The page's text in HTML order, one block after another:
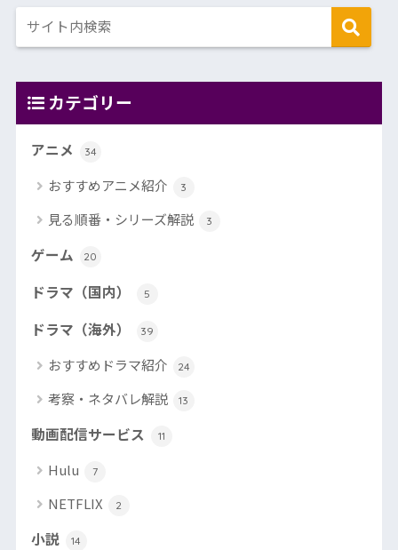
カテゴリー
アニメ 34
おすすめアニメ紹介 3
見る順番・シリーズ解説 3
ゲーム 20
ドラマ（国内） 5
ドラマ（海外） 39
おすすめドラマ紹介 24
考察・ネタバレ解説 13
動画配信サービス 11
Hulu 7
NETFLIX 2
小説 14